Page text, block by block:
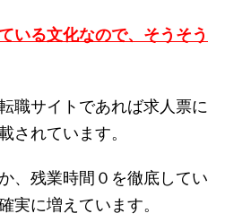
いる文化なので、そうそう
職サイトであれば求人票に
されています。
、残業時間０を徹底してい
実に増えています。